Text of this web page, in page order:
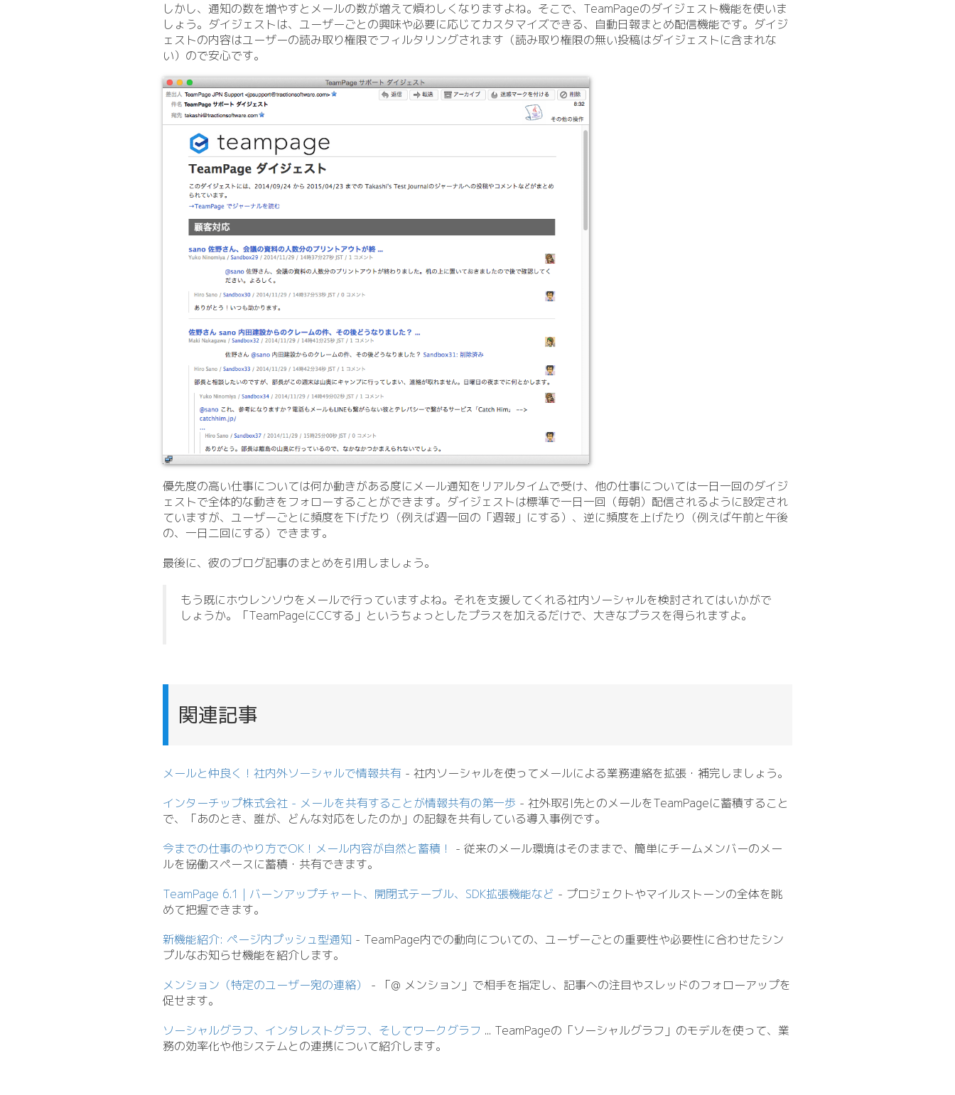
しかし、通知の数を増やすとメールの数が増えて煩わしくなりますよね。そこで、TeamPageのダイジェスト機能を使いま
しょう。ダイジェストは、ユーザーごとの興味や必要に応じてカスタマイズできる、自動日報まとめ配信機能です。ダイジ
ェストの内容はユーザーの読み取り権限でフィルタリングされます（読み取り権限の無い投稿はダイジェストに含まれな
い）ので安心です。
優先度の高い仕事については何か動きがある度にメール通知をリアルタイムで受け、他の仕事については一日一回のダイジ
ェストで全体的な動きをフォローすることができます。ダイジェストは標準で一日一回（毎朝）配信されるように設定され
ていますが、ユーザーごとに頻度を下げたり（例えば週一回の「週報」にする）、逆に頻度を上げたり（例えば午前と午後
の、一日二回にする）できます。
最後に、彼のブログ記事のまとめを引用しましょう。
もう既にホウレンソウをメールで行っていますよね。それを支援してくれる社内ソーシャルを検討されてはいかがで
しょうか。「TeamPageにCCする」というちょっとしたプラスを加えるだけで、大きなプラスを得られますよ。
関連記事
メールと仲良く！社内外ソーシャルで情報共有 - 社内ソーシャルを使ってメールによる業務連絡を拡張・補完しましょう。
インターチップ株式会社 - メールを共有することが情報共有の第一歩 - 社外取引先とのメールをTeamPageに蓄積すること
で、「あのとき、誰が、どんな対応をしたのか」の記録を共有している導入事例です。
今までの仕事のやり方でOK！メール内容が自然と蓄積！
- 従来のメール環境はそのままで、簡単にチームメンバーのメー
ルを協働スペースに蓄積・共有できます。
TeamPage 6.1 | バーンアップチャート、開閉式テーブル、SDK拡張機能など - プロジェクトやマイルストーンの全体を眺
めて把握できます。
新機能紹介: ページ内プッシュ型通知 - TeamPage内での動向についての、ユーザーごとの重要性や必要性に合わせたシン
プルなお知らせ機能を紹介します。
メンション（特定のユーザー宛の連絡）
- 「@ メンション」で相手を指定し、記事への注目やスレッドのフォローアップを
促せます。
ソーシャルグラフ、インタレストグラフ、そしてワークグラフ ... TeamPageの「ソーシャルグラフ」のモデルを使って、業
務の効率化や他システムとの連携について紹介します。